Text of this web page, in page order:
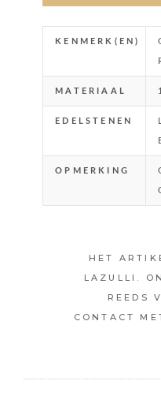
KENMERK(EN)
MATERIAAL
EDELSTENEN
OPMERKING
HET
LAZULLI.
REEDS
CONTACT